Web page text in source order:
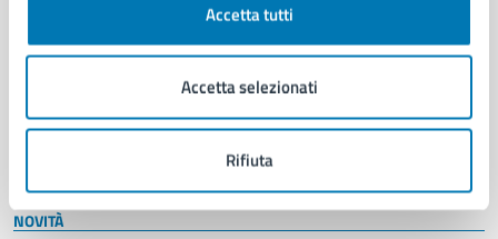
Accetta tutti
Accetta selezionati
Rifiuta
Giustizia e sicurezza pubblica
Imprese e commercio
Salute, benessere e assistenza
Servizi Cimiteriali
NOVITÀ